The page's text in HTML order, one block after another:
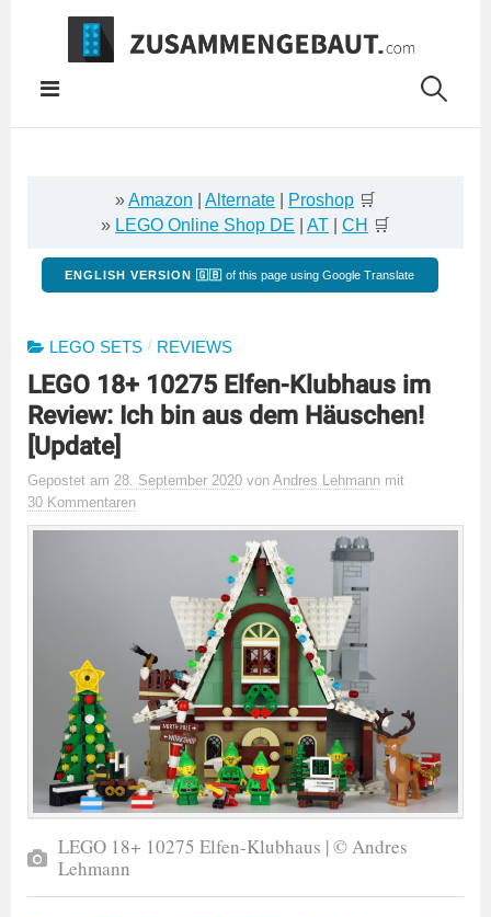
Springe
Inhalt
»Amazon Alternate Proshop 🛒
» LEGO Online Shop DE AT CH 🛒
ENGLISH VERSION 🇬🇧 of this page using Google Translate
LEGO SETS / REVIEWS
LEGO 18+ 10275 Elfen-Klubhaus im
Review: Ich bin aus dem Häuschen!
[Update]
Gepostet am 28. September 2020 von Andres Lehmann mit
30 Kommentaren
LEGO 18+ 10275 Elfen-Klubhaus | © Andres
Lehmann